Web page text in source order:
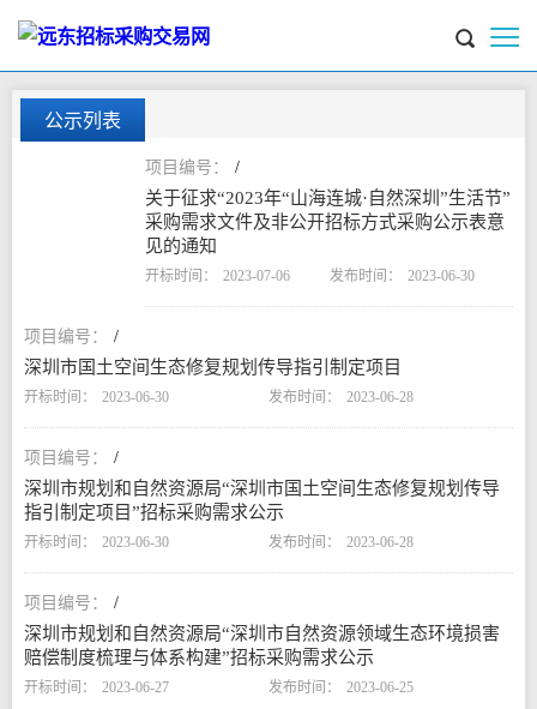
公示列表
/
关于征求“2023年“山海连城·自然深圳”生活节”
采购需求文件及非公开招标方式采购公示表意
见的通知
2023-07-06 2023-06-30
/
深圳市国土空间生态修复规划传导指引制定项目
2023-06-30 2023-06-28
/
深圳市规划和自然资源局“深圳市国土空间生态修复规划传导
指引制定项目”招标采购需求公示
2023-06-30 2023-06-28
/
深圳市规划和自然资源局“深圳市自然资源领域生态环境损害
赔偿制度梳理与体系构建”招标采购需求公示
2023-06-27 2023-06-25